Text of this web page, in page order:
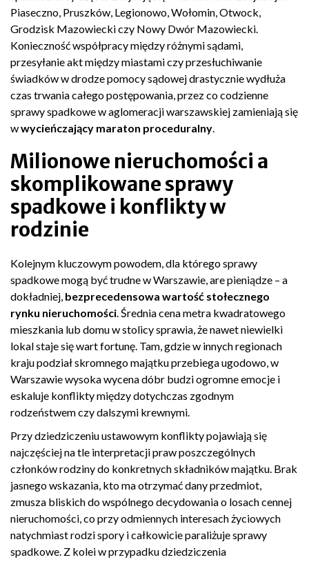
Piaseczno, Pruszków, Legionowo, Wołomin, Otwock,
Grodzisk Mazowiecki czy Nowy Dwór Mazowiecki.
Konieczność współpracy między różnymi sądami,
przesyłanie akt między miastami czy przesłuchiwanie
świadków w drodze pomocy sądowej drastycznie wydłuża
czas trwania całego postępowania, przez co codzienne
sprawy spadkowe w aglomeracji warszawskiej zamieniają się
wwycieńczający maraton proceduralny.
Milionowe nieruchomości a
skomplikowane sprawy
spadkowe i konflikty w
rodzinie
Kolejnym kluczowym powodem, dla którego sprawy
spadkowe mogą być trudne w Warszawie, are pieniądze – a
dokładniej, bezprecedensowa wartość stołecznego
rynku nieruchomości. Średnia cena metra kwadratowego
mieszkania lub domu w stolicy sprawia, że nawet niewielki
lokal staje się wart fortunę. Tam, gdzie w innych regionach
kraju podział skromnego majątku przebiega ugodowo, w
Warszawie wysoka wycena dóbr budzi ogromne emocje i
eskaluje konflikty między dotychczas zgodnym
rodzeństwem czy dalszymi krewnymi.
Przy dziedziczeniu ustawowym konflikty pojawiają się
najczęściej na tle interpretacji praw poszczególnych
członków rodziny do konkretnych składników majątku. Brak
jasnego wskazania, kto ma otrzymać dany przedmiot,
zmusza bliskich do wspólnego decydowania o losach cennej
nieruchomości, co przy odmiennych interesach życiowych
natychmiast rodzi spory i całkowicie paraliżuje sprawy
spadkowe. Z kolei w przypadku dziedziczenia